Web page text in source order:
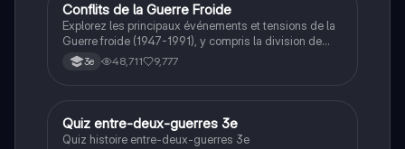
Histoire
Conflits de la Guerre Froide
Explorez les principaux événements et tensions de la
Guerre froide (1947-1991), y compris la division de
l'Allemagne, la crise de Cuba, la guerre du Vietnam, et
la course à l'espace. Cette fiche de révision couvre les
historique.
3e 48,711 9,777
QHistoire
Quiz entre-deux-guerres 3e
Quiz histoire entre-deux-guerres 3e